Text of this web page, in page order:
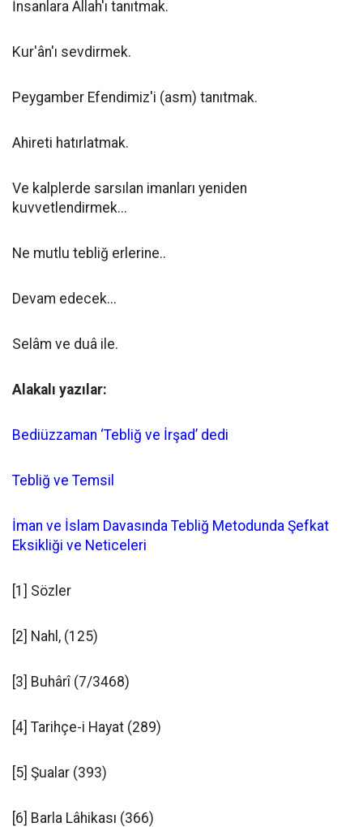
İnsanlara Allah'ı tanıtmak.
Kur'ân'ı sevdirmek.
Peygamber Efendimiz'i (asm) tanıtmak.
Ahireti hatırlatmak.
Ve kalplerde sarsılan imanları yeniden
kuvvetlendirmek...
Ne mutlu tebliğ erlerine..
Devam edecek...
Selâm ve duâ ile.
Alakalı yazılar:
Bediüzzaman ‘Tebliğ ve İrşad’ dedi
Tebliğ ve Temsil
İman ve İslam Davasında Tebliğ Metodunda Şefkat
Eksikliği ve Neticeleri
[1] Sözler
[2] Nahl, (125)
[3] Buhârî (7/3468)
[4] Tarihçe-i Hayat (289)
[5] Şualar (393)
[6] Barla Lâhikası (366)